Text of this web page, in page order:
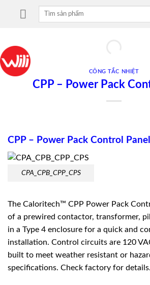
Tìm
CÔNG TẮC NHIỆT
CPP – Power Pack
CPP – Power Pack Control Panel
CPA_CPB_CPP_CPS
The Caloritech™ CPP Power Pack
of a prewired contactor, transformer,
in a Type 4 enclosure for a quick and
installation. Control circuits are 120
built to meet weather resistant or
specifications. Check factory for details.